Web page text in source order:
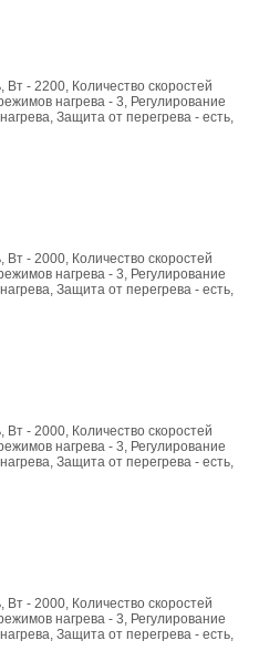
- 2200, Количество скоростей
нагрева - 3, Регулирование
Защита от перегрева - есть,
- 2000, Количество скоростей
нагрева - 3, Регулирование
Защита от перегрева - есть,
- 2000, Количество скоростей
нагрева - 3, Регулирование
Защита от перегрева - есть,
- 2000, Количество скоростей
нагрева - 3, Регулирование
Защита от перегрева - есть,